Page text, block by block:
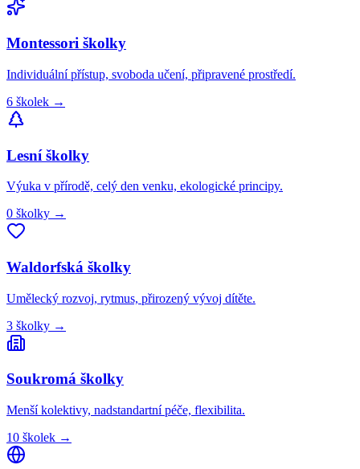
Montessori školky
Individuální přístup, svoboda učení, připravené prostředí.
6 školek →
Lesníškolky
Výuka v přírodě, celý den venku, ekologické principy.
0 školky →
Waldorfská školky
Umělecký rozvoj, rytmus, přirozený vývoj dítěte.
3 školky →
Soukromá školky
Menší kolektivy, nadstandartní péče, flexibilita.
10 školek →